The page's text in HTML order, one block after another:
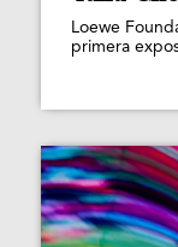
Loewe
primera